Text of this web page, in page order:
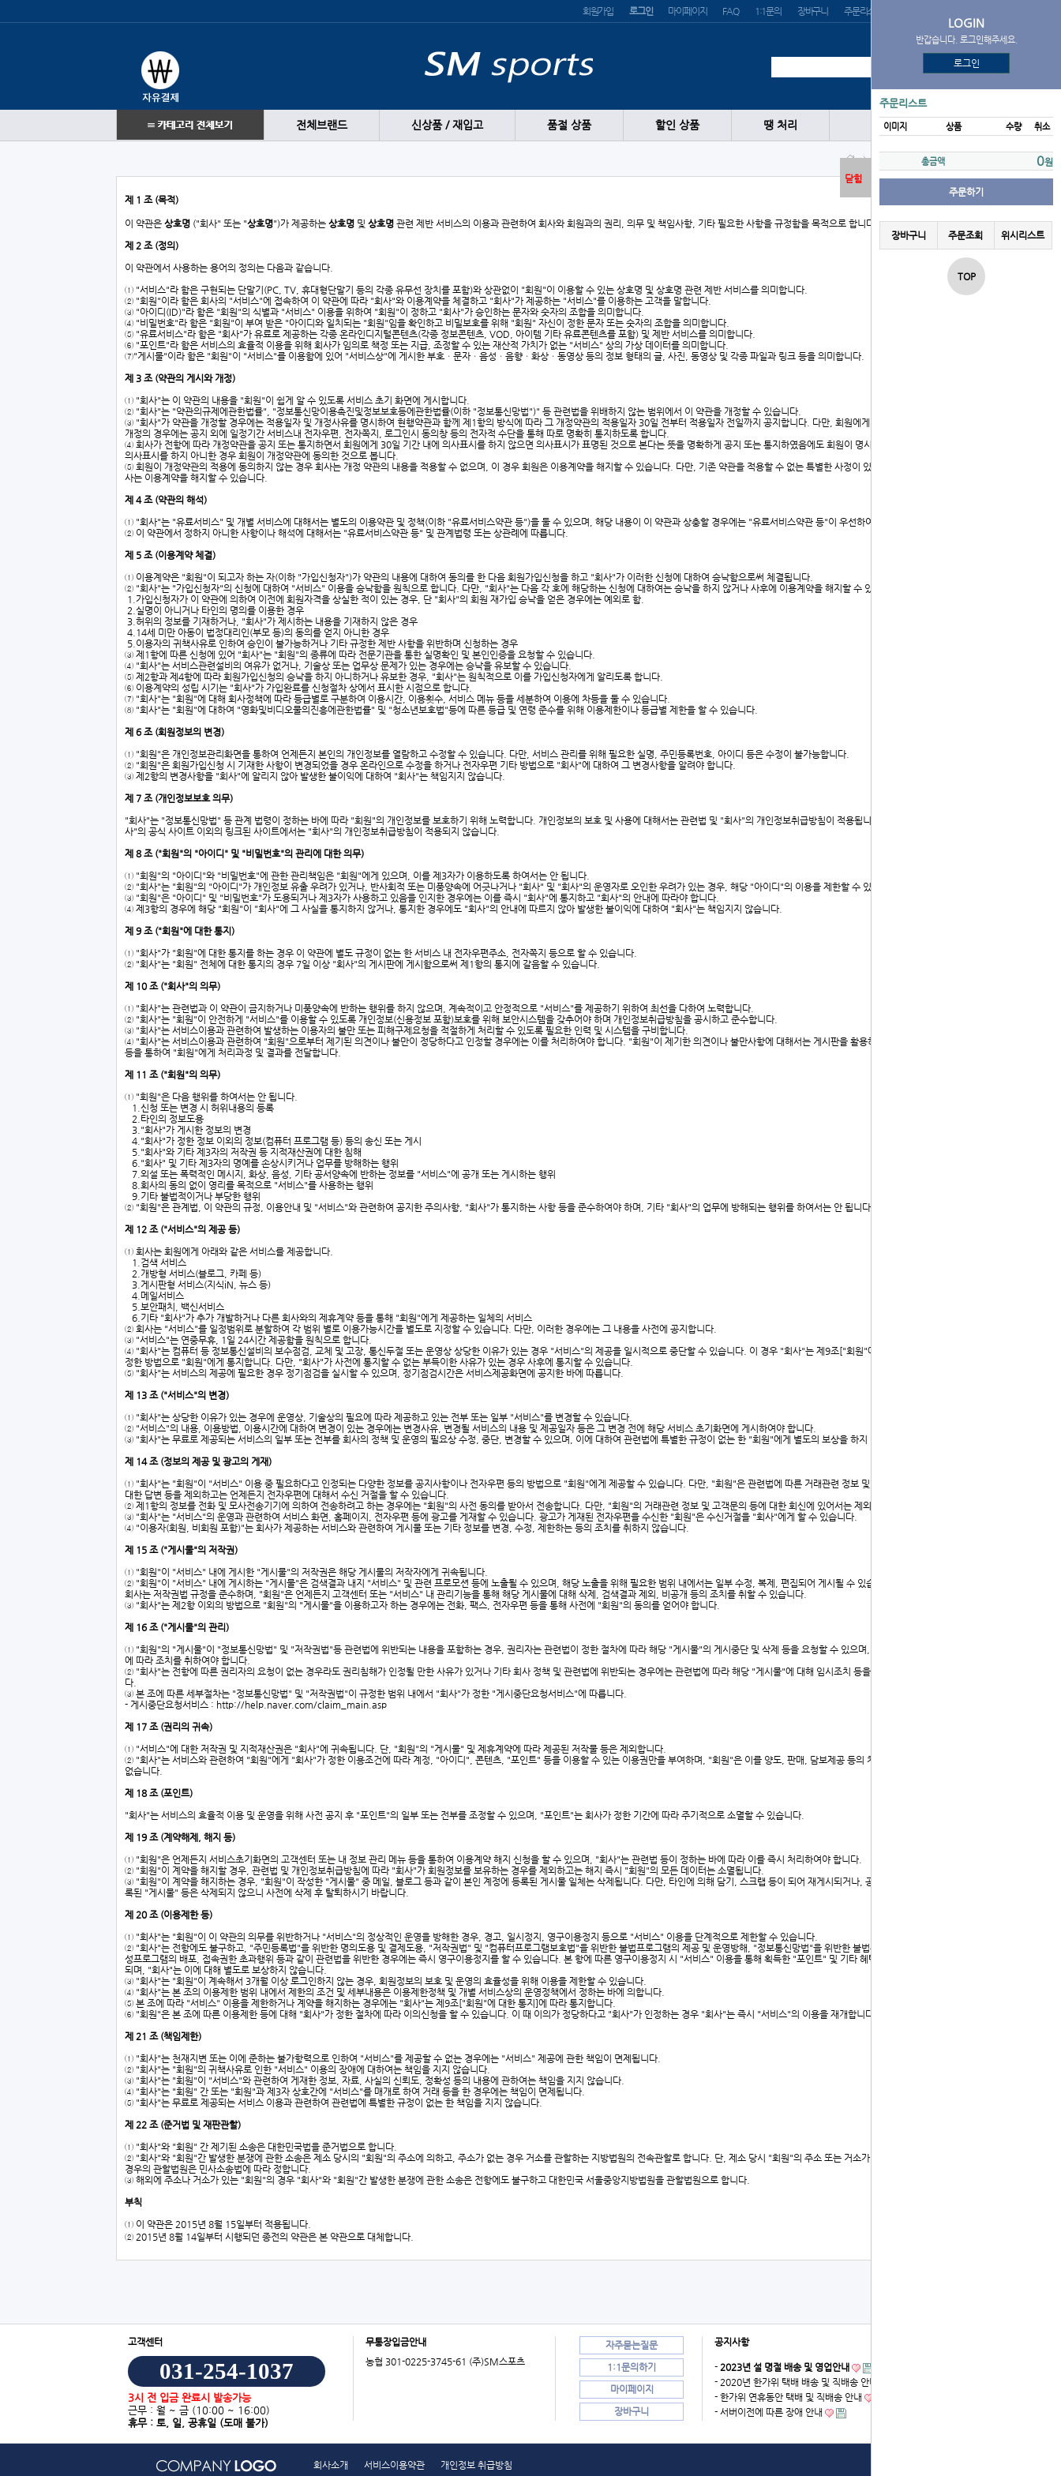
회원가입 로그인 마이페이지 FAQ 1:1문의 장바구니 주문리스트
전체브랜드 신상품 / 재입고 품절 상품 할인 상품 땡 처리
서비스 이용약관
LOGIN
반갑습니다. 로그인해주세요.
로그인
주문리스트
이미지 상품 수량 취소
총금액 0원
주문하기
장바구니 주문조회 위시리스트
TOP
닫힘
제 1 조 (목적)
이 약관은 상호명 ("회사" 또는 "상호명")가 제공하는 상호명 및 상호명 관련 제반 서비스의 이용과 관련하여 회사와 회원과의 권리, 의무 및 책임사항, 기타 필요한 사항을 규정함을 목적으로 합니다.
제 2 조 (정의)
이 약관에서 사용하는 용어의 정의는 다음과 같습니다.
① "서비스"라 함은 구현되는 단말기(PC, TV, 휴대형단말기 등의 각종 유무선 장치를 포함)와 상관없이 "회원"이 이용할 수 있는 상호명 및 상호명 관련 제반 서비스를 의미합니다.
② "회원"이라 함은 회사의 "서비스"에 접속하여 이 약관에 따라 "회사"와 이용계약을 체결하고 "회사"가 제공하는 "서비스"를 이용하는 고객을 말합니다.
③ "아이디(ID)"라 함은 "회원"의 식별과 "서비스" 이용을 위하여 "회원"이 정하고 "회사"가 승인하는 문자와 숫자의 조합을 의미합니다.
④ "비밀번호"라 함은 "회원"이 부여 받은 "아이디와 일치되는 "회원"임을 확인하고 비밀보호를 위해 "회원" 자신이 정한 문자 또는 숫자의 조합을 의미합니다.
⑤ "유료서비스"라 함은 "회사"가 유료로 제공하는 각종 온라인디지털콘텐츠(각종 정보콘텐츠, VOD, 아이템 기타 유료콘텐츠를 포함) 및 제반 서비스를 의미합니다.
⑥ "포인트"라 함은 서비스의 효율적 이용을 위해 회사가 임의로 책정 또는 지급, 조정할 수 있는 재산적 가치가 없는 "서비스" 상의 가상 데이터를 의미합니다.
⑦"게시물"이라 함은 "회원"이 "서비스"를 이용함에 있어 "서비스상"에 게시한 부호ㆍ문자ㆍ음성ㆍ음향ㆍ화상ㆍ동영상 등의 정보 형태의 글, 사진, 동영상 및 각종 파일과 링크 등을 의미합니다.
제 3 조 (약관의 게시와 개정)
① "회사"는 이 약관의 내용을 "회원"이 쉽게 알 수 있도록 서비스 초기 화면에 게시합니다.
② "회사"는 "약관의규제에관한법률", "정보통신망이용촉진및정보보호등에관한법률(이하 "정보통신망법")" 등 관련법을 위배하지 않는 범위에서 이 약관을 개정할 수 있습니다.
③ "회사"가 약관을 개정할 경우에는 적용일자 및 개정사유를 명시하여 현행약관과 함께 제1항의 방식에 따라 그 개정약관의 적용일자 30일 전부터 적용일자 전일까지 공지합니다. 다만, 회원에게 불리한 약관의
개정의 경우에는 공지 외에 일정기간 서비스내 전자우편, 전자쪽지, 로그인시 동의창 등의 전자적 수단을 통해 따로 명확히 통지하도록 합니다.
④ 회사가 전항에 따라 개정약관을 공지 또는 통지하면서 회원에게 30일 기간 내에 의사표시를 하지 않으면 의사표시가 표명된 것으로 본다는 뜻을 명확하게 공지 또는 통지하였음에도 회원이 명시적으로 거부의
의사표시를 하지 아니한 경우 회원이 개정약관에 동의한 것으로 봅니다.
⑤ 회원이 개정약관의 적용에 동의하지 않는 경우 회사는 개정 약관의 내용을 적용할 수 없으며, 이 경우 회원은 이용계약을 해지할 수 있습니다. 다만, 기존 약관을 적용할 수 없는 특별한 사정이 있는 경우에는 회
사는 이용계약을 해지할 수 있습니다.
제 4 조 (약관의 해석)
① "회사"는 "유료서비스" 및 개별 서비스에 대해서는 별도의 이용약관 및 정책(이하 "유료서비스약관 등")을 둘 수 있으며, 해당 내용이 이 약관과 상충할 경우에는 "유료서비스약관 등"이 우선하여 적용됩니다.
② 이 약관에서 정하지 아니한 사항이나 해석에 대해서는 "유료서비스약관 등" 및 관계법령 또는 상관례에 따릅니다.
제 5 조 (이용계약 체결)
① 이용계약은 "회원"이 되고자 하는 자(이하 "가입신청자")가 약관의 내용에 대하여 동의를 한 다음 회원가입신청을 하고 "회사"가 이러한 신청에 대하여 승낙함으로써 체결됩니다.
② "회사"는 "가입신청자"의 신청에 대하여 "서비스" 이용을 승낙함을 원칙으로 합니다. 다만, "회사"는 다음 각 호에 해당하는 신청에 대하여는 승낙을 하지 않거나 사후에 이용계약을 해지할 수 있습니다.
1.가입신청자가 이 약관에 의하여 이전에 회원자격을 상실한 적이 있는 경우, 단 "회사"의 회원 재가입 승낙을 얻은 경우에는 예외로 함.
2.실명이 아니거나 타인의 명의를 이용한 경우
3.허위의 정보를 기재하거나, "회사"가 제시하는 내용을 기재하지 않은 경우
4.14세 미만 아동이 법정대리인(부모 등)의 동의를 얻지 아니한 경우
5.이용자의 귀책사유로 인하여 승인이 불가능하거나 기타 규정한 제반 사항을 위반하며 신청하는 경우
③ 제1항에 따른 신청에 있어 "회사"는 "회원"의 종류에 따라 전문기관을 통한 실명확인 및 본인인증을 요청할 수 있습니다.
④ "회사"는 서비스관련설비의 여유가 없거나, 기술상 또는 업무상 문제가 있는 경우에는 승낙을 유보할 수 있습니다.
⑤ 제2항과 제4항에 따라 회원가입신청의 승낙을 하지 아니하거나 유보한 경우, "회사"는 원칙적으로 이를 가입신청자에게 알리도록 합니다.
⑥ 이용계약의 성립 시기는 "회사"가 가입완료를 신청절차 상에서 표시한 시점으로 합니다.
⑦ "회사"는 "회원"에 대해 회사정책에 따라 등급별로 구분하여 이용시간, 이용횟수, 서비스 메뉴 등을 세분하여 이용에 차등을 둘 수 있습니다.
⑧ "회사"는 "회원"에 대하여 "영화및비디오물의진흥에관한법률" 및 "청소년보호법"등에 따른 등급 및 연령 준수를 위해 이용제한이나 등급별 제한을 할 수 있습니다.
제 6 조 (회원정보의 변경)
① "회원"은 개인정보관리화면을 통하여 언제든지 본인의 개인정보를 열람하고 수정할 수 있습니다. 다만, 서비스 관리를 위해 필요한 실명, 주민등록번호, 아이디 등은 수정이 불가능합니다.
② "회원"은 회원가입신청 시 기재한 사항이 변경되었을 경우 온라인으로 수정을 하거나 전자우편 기타 방법으로 "회사"에 대하여 그 변경사항을 알려야 합니다.
③ 제2항의 변경사항을 "회사"에 알리지 않아 발생한 불이익에 대하여 "회사"는 책임지지 않습니다.
제 7 조 (개인정보보호 의무)
"회사"는 "정보통신망법" 등 관계 법령이 정하는 바에 따라 "회원"의 개인정보를 보호하기 위해 노력합니다. 개인정보의 보호 및 사용에 대해서는 관련법 및 "회사"의 개인정보취급방침이 적용됩니다. 다만, "회
사"의 공식 사이트 이외의 링크된 사이트에서는 "회사"의 개인정보취급방침이 적용되지 않습니다.
제 8 조 ("회원"의 "아이디" 및 "비밀번호"의 관리에 대한 의무)
① "회원"의 "아이디"와 "비밀번호"에 관한 관리책임은 "회원"에게 있으며, 이를 제3자가 이용하도록 하여서는 안 됩니다.
② "회사"는 "회원"의 "아이디"가 개인정보 유출 우려가 있거나, 반사회적 또는 미풍양속에 어긋나거나 "회사" 및 "회사"의 운영자로 오인한 우려가 있는 경우, 해당 "아이디"의 이용을 제한할 수 있습니다.
③ "회원"은 "아이디" 및 "비밀번호"가 도용되거나 제3자가 사용하고 있음을 인지한 경우에는 이를 즉시 "회사"에 통지하고 "회사"의 안내에 따라야 합니다.
④ 제3항의 경우에 해당 "회원"이 "회사"에 그 사실을 통지하지 않거나, 통지한 경우에도 "회사"의 안내에 따르지 않아 발생한 불이익에 대하여 "회사"는 책임지지 않습니다.
제 9 조 ("회원"에 대한 통지)
① "회사"가 "회원"에 대한 통지를 하는 경우 이 약관에 별도 규정이 없는 한 서비스 내 전자우편주소, 전자쪽지 등으로 할 수 있습니다.
② "회사"는 "회원" 전체에 대한 통지의 경우 7일 이상 "회사"의 게시판에 게시함으로써 제1항의 통지에 갈음할 수 있습니다.
제 10 조 ("회사"의 의무)
① "회사"는 관련법과 이 약관이 금지하거나 미풍양속에 반하는 행위를 하지 않으며, 계속적이고 안정적으로 "서비스"를 제공하기 위하여 최선을 다하여 노력합니다.
② "회사"는 "회원"이 안전하게 "서비스"를 이용할 수 있도록 개인정보(신용정보 포함)보호를 위해 보안시스템을 갖추어야 하며 개인정보취급방침을 공시하고 준수합니다.
③ "회사"는 서비스이용과 관련하여 발생하는 이용자의 불만 또는 피해구제요청을 적절하게 처리할 수 있도록 필요한 인력 및 시스템을 구비합니다.
④ "회사"는 서비스이용과 관련하여 "회원"으로부터 제기된 의견이나 불만이 정당하다고 인정할 경우에는 이를 처리하여야 합니다. "회원"이 제기한 의견이나 불만사항에 대해서는 게시판을 활용하거나 전자우편
등을 통하여 "회원"에게 처리과정 및 결과를 전달합니다.
제 11 조 ("회원"의 의무)
① "회원"은 다음 행위를 하여서는 안 됩니다.
1.신청 또는 변경 시 허위내용의 등록
2.타인의 정보도용
3."회사"가 게시한 정보의 변경
4."회사"가 정한 정보 이외의 정보(컴퓨터 프로그램 등) 등의 송신 또는 게시
5."회사"와 기타 제3자의 저작권 등 지적재산권에 대한 침해
6."회사" 및 기타 제3자의 명예를 손상시키거나 업무를 방해하는 행위
7.외설 또는 폭력적인 메시지, 화상, 음성, 기타 공서양속에 반하는 정보를 "서비스"에 공개 또는 게시하는 행위
8.회사의 동의 없이 영리를 목적으로 "서비스"를 사용하는 행위
9.기타 불법적이거나 부당한 행위
② "회원"은 관계법, 이 약관의 규정, 이용안내 및 "서비스"와 관련하여 공지한 주의사항, "회사"가 통지하는 사항 등을 준수하여야 하며, 기타 "회사"의 업무에 방해되는 행위를 하여서는 안 됩니다.
제 12 조 ("서비스"의 제공 등)
① 회사는 회원에게 아래와 같은 서비스를 제공합니다.
1.검색 서비스
2.개방형 서비스(블로그, 카페 등)
3.게시판형 서비스(지식iN, 뉴스 등)
4.메일서비스
5.보안패치, 백신서비스
6.기타 "회사"가 추가 개발하거나 다른 회사와의 제휴계약 등을 통해 "회원"에게 제공하는 일체의 서비스
② 회사는 "서비스"를 일정범위로 분할하여 각 범위 별로 이용가능시간을 별도로 지정할 수 있습니다. 다만, 이러한 경우에는 그 내용을 사전에 공지합니다.
③ "서비스"는 연중무휴, 1일 24시간 제공함을 원칙으로 합니다.
④ "회사"는 컴퓨터 등 정보통신설비의 보수점검, 교체 및 고장, 통신두절 또는 운영상 상당한 이유가 있는 경우 "서비스"의 제공을 일시적으로 중단할 수 있습니다. 이 경우 "회사"는 제9조["회원"에 대한 통지]에
정한 방법으로 "회원"에게 통지합니다. 다만, "회사"가 사전에 통지할 수 없는 부득이한 사유가 있는 경우 사후에 통지할 수 있습니다.
⑤ "회사"는 서비스의 제공에 필요한 경우 정기점검을 실시할 수 있으며, 정기점검시간은 서비스제공화면에 공지한 바에 따릅니다.
제 13 조 ("서비스"의 변경)
① "회사"는 상당한 이유가 있는 경우에 운영상, 기술상의 필요에 따라 제공하고 있는 전부 또는 일부 "서비스"를 변경할 수 있습니다.
② "서비스"의 내용, 이용방법, 이용시간에 대하여 변경이 있는 경우에는 변경사유, 변경될 서비스의 내용 및 제공일자 등은 그 변경 전에 해당 서비스 초기화면에 게시하여야 합니다.
③ "회사"는 무료로 제공되는 서비스의 일부 또는 전부를 회사의 정책 및 운영의 필요상 수정, 중단, 변경할 수 있으며, 이에 대하여 관련법에 특별한 규정이 없는 한 "회원"에게 별도의 보상을 하지 않습니다.
제 14 조 (정보의 제공 및 광고의 게재)
① "회사"는 "회원"이 "서비스" 이용 중 필요하다고 인정되는 다양한 정보를 공지사항이나 전자우편 등의 방법으로 "회원"에게 제공할 수 있습니다. 다만, "회원"은 관련법에 따른 거래관련 정보 및 고객문의 등에
대한 답변 등을 제외하고는 언제든지 전자우편에 대해서 수신 거절을 할 수 있습니다.
② 제1항의 정보를 전화 및 모사전송기기에 의하여 전송하려고 하는 경우에는 "회원"의 사전 동의를 받아서 전송합니다. 다만, "회원"의 거래관련 정보 및 고객문의 등에 대한 회신에 있어서는 제외됩니다.
③ "회사"는 "서비스"의 운영과 관련하여 서비스 화면, 홈페이지, 전자우편 등에 광고를 게재할 수 있습니다. 광고가 게재된 전자우편을 수신한 "회원"은 수신거절을 "회사"에게 할 수 있습니다.
④ "이용자(회원, 비회원 포함)"는 회사가 제공하는 서비스와 관련하여 게시물 또는 기타 정보를 변경, 수정, 제한하는 등의 조치를 취하지 않습니다.
제 15 조 ("게시물"의 저작권)
① "회원"이 "서비스" 내에 게시한 "게시물"의 저작권은 해당 게시물의 저작자에게 귀속됩니다.
② "회원"이 "서비스" 내에 게시하는 "게시물"은 검색결과 내지 "서비스" 및 관련 프로모션 등에 노출될 수 있으며, 해당 노출을 위해 필요한 범위 내에서는 일부 수정, 복제, 편집되어 게시될 수 있습니다. 이 경우,
회사는 저작권법 규정을 준수하며, "회원"은 언제든지 고객센터 또는 "서비스" 내 관리기능을 통해 해당 게시물에 대해 삭제, 검색결과 제외, 비공개 등의 조치를 취할 수 있습니다.
③ "회사"는 제2항 이외의 방법으로 "회원"의 "게시물"을 이용하고자 하는 경우에는 전화, 팩스, 전자우편 등을 통해 사전에 "회원"의 동의를 얻어야 합니다.
제 16 조 ("게시물"의 관리)
① "회원"의 "게시물"이 "정보통신망법" 및 "저작권법"등 관련법에 위반되는 내용을 포함하는 경우, 권리자는 관련법이 정한 절차에 따라 해당 "게시물"의 게시중단 및 삭제 등을 요청할 수 있으며, "회사"는 관련법
에 따라 조치를 취하여야 합니다.
② "회사"는 전항에 따른 권리자의 요청이 없는 경우라도 권리침해가 인정될 만한 사유가 있거나 기타 회사 정책 및 관련법에 위반되는 경우에는 관련법에 따라 해당 "게시물"에 대해 임시조치 등을 취할 수 있습니
다.
③ 본 조에 따른 세부절차는 "정보통신망법" 및 "저작권법"이 규정한 범위 내에서 "회사"가 정한 "게시중단요청서비스"에 따릅니다.
- 게시중단요청서비스 : http://help.naver.com/claim_main.asp
제 17 조 (권리의 귀속)
① "서비스"에 대한 저작권 및 지적재산권은 "회사"에 귀속됩니다. 단, "회원"의 "게시물" 및 제휴계약에 따라 제공된 저작물 등은 제외합니다.
② "회사"는 서비스와 관련하여 "회원"에게 "회사"가 정한 이용조건에 따라 계정, "아이디", 콘텐츠, "포인트" 등을 이용할 수 있는 이용권만을 부여하며, "회원"은 이를 양도, 판매, 담보제공 등의 처분행위를 할 수
없습니다.
제 18 조 (포인트)
"회사"는 서비스의 효율적 이용 및 운영을 위해 사전 공지 후 "포인트"의 일부 또는 전부를 조정할 수 있으며, "포인트"는 회사가 정한 기간에 따라 주기적으로 소멸할 수 있습니다.
제 19 조 (계약해제, 해지 등)
① "회원"은 언제든지 서비스초기화면의 고객센터 또는 내 정보 관리 메뉴 등을 통하여 이용계약 해지 신청을 할 수 있으며, "회사"는 관련법 등이 정하는 바에 따라 이를 즉시 처리하여야 합니다.
② "회원"이 계약을 해지할 경우, 관련법 및 개인정보취급방침에 따라 "회사"가 회원정보를 보유하는 경우를 제외하고는 해지 즉시 "회원"의 모든 데이터는 소멸됩니다.
③ "회원"이 계약을 해지하는 경우, "회원"이 작성한 "게시물" 중 메일, 블로그 등과 같이 본인 계정에 등록된 게시물 일체는 삭제됩니다. 다만, 타인에 의해 담기, 스크랩 등이 되어 재게시되거나, 공용게시판에 등
록된 "게시물" 등은 삭제되지 않으니 사전에 삭제 후 탈퇴하시기 바랍니다.
제 20 조 (이용제한 등)
① "회사"는 "회원"이 이 약관의 의무를 위반하거나 "서비스"의 정상적인 운영을 방해한 경우, 경고, 일시정지, 영구이용정지 등으로 "서비스" 이용을 단계적으로 제한할 수 있습니다.
② "회사"는 전항에도 불구하고, "주민등록법"을 위반한 명의도용 및 결제도용, "저작권법" 및 "컴퓨터프로그램보호법"을 위반한 불법프로그램의 제공 및 운영방해, "정보통신망법"을 위반한 불법통신 및 해킹, 악
성프로그램의 배포, 접속권한 초과행위 등과 같이 관련법을 위반한 경우에는 즉시 영구이용정지를 할 수 있습니다. 본 항에 따른 영구이용정지 시 "서비스" 이용을 통해 획득한 "포인트" 및 기타 혜택 등도 모두 소멸
되며, "회사"는 이에 대해 별도로 보상하지 않습니다.
③ "회사"는 "회원"이 계속해서 3개월 이상 로그인하지 않는 경우, 회원정보의 보호 및 운영의 효율성을 위해 이용을 제한할 수 있습니다.
④ "회사"는 본 조의 이용제한 범위 내에서 제한의 조건 및 세부내용은 이용제한정책 및 개별 서비스상의 운영정책에서 정하는 바에 의합니다.
⑤ 본 조에 따라 "서비스" 이용을 제한하거나 계약을 해지하는 경우에는 "회사"는 제9조["회원"에 대한 통지]에 따라 통지합니다.
⑥ "회원"은 본 조에 따른 이용제한 등에 대해 "회사"가 정한 절차에 따라 이의신청을 할 수 있습니다. 이 때 이의가 정당하다고 "회사"가 인정하는 경우 "회사"는 즉시 "서비스"의 이용을 재개합니다.
제 21 조 (책임제한)
① "회사"는 천재지변 또는 이에 준하는 불가항력으로 인하여 "서비스"를 제공할 수 없는 경우에는 "서비스" 제공에 관한 책임이 면제됩니다.
② "회사"는 "회원"의 귀책사유로 인한 "서비스" 이용의 장애에 대하여는 책임을 지지 않습니다.
③ "회사"는 "회원"이 "서비스"와 관련하여 게재한 정보, 자료, 사실의 신뢰도, 정확성 등의 내용에 관하여는 책임을 지지 않습니다.
④ "회사"는 "회원" 간 또는 "회원"과 제3자 상호간에 "서비스"를 매개로 하여 거래 등을 한 경우에는 책임이 면제됩니다.
⑤ "회사"는 무료로 제공되는 서비스 이용과 관련하여 관련법에 특별한 규정이 없는 한 책임을 지지 않습니다.
제 22 조 (준거법 및 재판관할)
① "회사"와 "회원" 간 제기된 소송은 대한민국법을 준거법으로 합니다.
② "회사"와 "회원"간 발생한 분쟁에 관한 소송은 제소 당시의 "회원"의 주소에 의하고, 주소가 없는 경우 거소를 관할하는 지방법원의 전속관할로 합니다. 단, 제소 당시 "회원"의 주소 또는 거소가 명확하지 아니한
경우의 관할법원은 민사소송법에 따라 정합니다.
③ 해외에 주소나 거소가 있는 "회원"의 경우 "회사"와 "회원"간 발생한 분쟁에 관한 소송은 전항에도 불구하고 대한민국 서울중앙지방법원을 관할법원으로 합니다.
부칙
① 이 약관은 2015년 8월 15일부터 적용됩니다.
② 2015년 8월 14일부터 시행되던 종전의 약관은 본 약관으로 대체합니다.
고객센터
031-254-1037
3시 전 입금 완료시 발송가능
근무 : 월 ~ 금 (10:00 ~ 16:00)
휴무 : 토, 일, 공휴일 (도매 불가)
무통장입금안내
농협 301-0225-3745-61 (주)SM스포츠
자주묻는질문
1:1문의하기
마이페이지
장바구니
공지사항
- 2023년 설 명절 배송 및 영업안내
- 2020년 한가위 택배 배송 및 직배송 안내
- 한가위 연휴동안 택배 및 직배송 안내
- 서버이전에 따른 장애 안내
회사소개 서비스이용약관 개인정보 취급방침